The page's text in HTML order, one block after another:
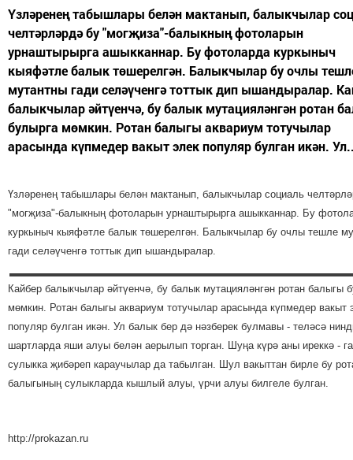
Үзләренең табышлары белән мактанып, балыкчылар
челтәрләрдә бу "могҗиза"-балыкның фотоларын
урнаштырырга ашыкканнар. Бу фотоларда куркыныч
кыяфәтле балык төшерелгән. Балыкчылар бу очлы
мутантны гади селәүченгә тоттык дип ышандыралар.
балыкчылар әйтүенчә, бу балык мутацияләнгән ротан
булырга мөмкин. Ротан балыгы аквариум тотучылар
арасында күпмедер вакыт элек популяр булган икән.
Үзләренең табышлары белән мактанып, балыкчылар социаль
"могҗиза"-балыкның фотоларын урнаштырырга ашыкканнар. Бу
куркыныч кыяфәтле балык төшерелгән. Балыкчылар бу очлы тешле
гади селәүченгә тоттык дип ышандыралар.
Кайбер балыкчылар әйтүенчә, бу балык мутацияләнгән ротан балыгы
мөмкин. Ротан балыгы аквариум тотучылар арасында күпмедер вакыт
популяр булган икән. Ул балык бер дә нәзберек булмавы - теләсә
шартларда яши алуы белән аерылып торган. Шуңа күрә аны иреккә -
сулыкка җибәреп караучылар да табылган. Шул вакыттан бирле бу
балыгының сулыкларда кышлый алуы, үрчи алуы билгеле булган.
http://prokazan.ru